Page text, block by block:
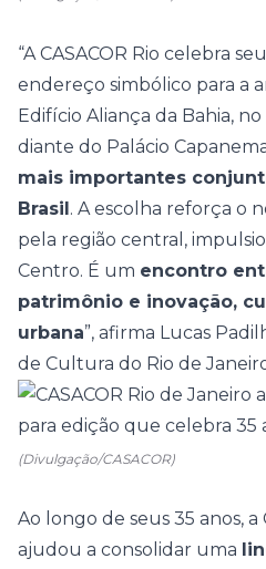
“A CASACOR Rio celebra
endereço simbólico para a
Edifício Aliança da Bahia,
diante do Palácio
mais importantes
Brasil. A escolha reforça o
pela região central,
Centro. É um encontro
patrimônio e inovação,
urbana”, afirma Lucas
de Cultura do Rio de
(Divulgação/CASACOR)
Ao longo de seus 35 anos, a
ajudou a consolidar uma